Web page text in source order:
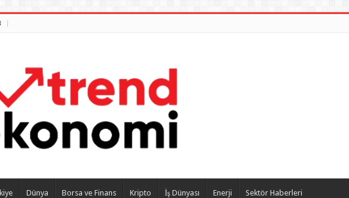
Dünya Borsa ve Finans Kripto İş Dünyası Enerji Sektör Haberleri